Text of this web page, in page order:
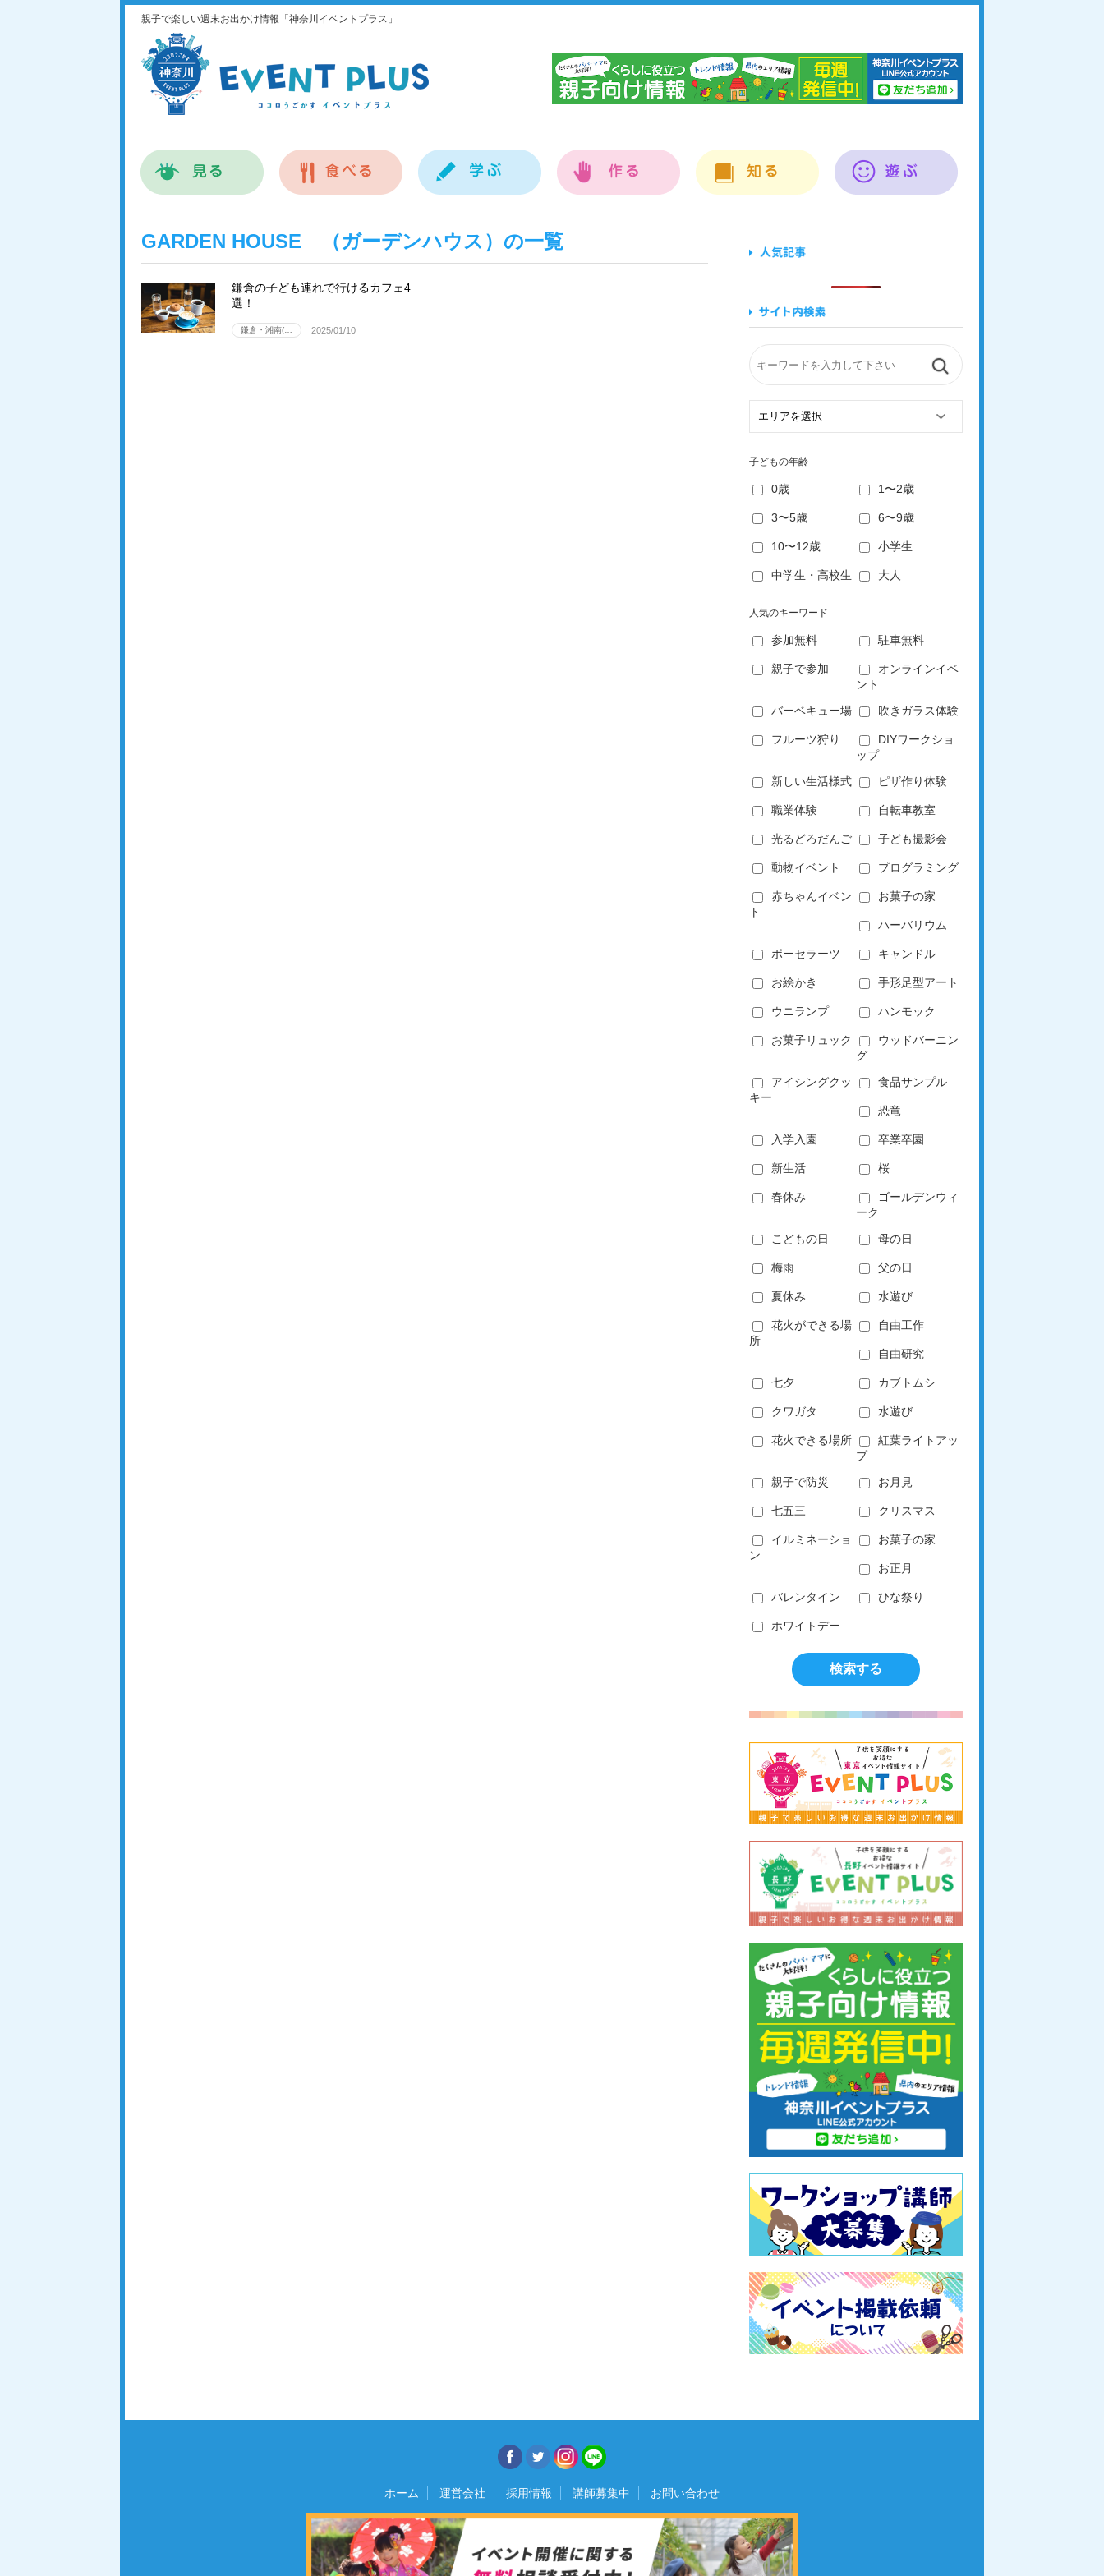
親子で楽しい週末お出かけ情報「神奈川イベントプラス」
GARDEN HOUSE （ガーデンハウス）の一覧
鎌倉の子ども連れで行けるカフェ4
選！
鎌倉・湘南(… 2025/01/10
子どもの年齢
0歳 1〜2歳
3〜5歳 6〜9歳
10〜12歳 小学生
中学生・高校生 大人
人気のキーワード
参加無料 駐車無料
親子で参加
オンラインイベ
ント
バーベキュー場 吹きガラス体験
フルーツ狩り
DIYワークショ
ップ
新しい生活様式 ピザ作り体験
職業体験 自転車教室
光るどろだんご 子ども撮影会
動物イベント プログラミング
赤ちゃんイベン
ト
お菓子の家
ハーバリウム
ポーセラーツ キャンドル
お絵かき 手形足型アート
ウニランプ ハンモック
お菓子リュック
ウッドバーニン
グ
アイシングクッ
キー
食品サンプル
恐竜
入学入園 卒業卒園
新生活 桜
春休み
ゴールデンウィ
ーク
こどもの日 母の日
梅雨 父の日
夏休み 水遊び
花火ができる場
所
自由工作
自由研究
七夕 カブトムシ
クワガタ 水遊び
花火できる場所
紅葉ライトアッ
プ
親子で防災 お月見
七五三 クリスマス
イルミネーショ
ン
お菓子の家
お正月
バレンタイン ひな祭り
ホワイトデー
ホーム 運営会社 採用情報 講師募集中 お問い合わせ